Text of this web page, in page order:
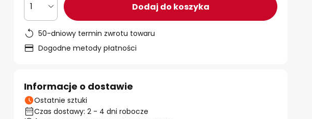
1 Dodaj do koszyka
50-dniowy termin zwrotu towaru
Dogodne metody płatności
Informacje o dostawie
Ostatnie sztuki
Czas dostawy: 2 - 4 dni robocze